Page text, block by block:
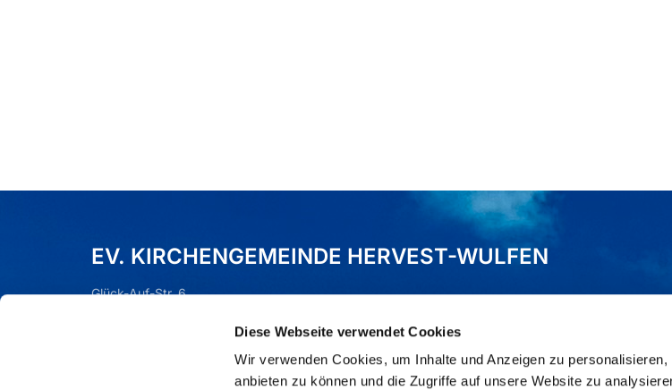
Diese Webseite verwendet Cookies
Wir verwenden Cookies, um Inhalte und Anzeigen zu
anbieten zu können und die Zugriffe auf unsere Website zu
EV. KIRCHENGEMEINDE HERVEST-WULFEN
Glück-Auf-Str. 6
gla-kg-hervest-wulfen@ekvw.de